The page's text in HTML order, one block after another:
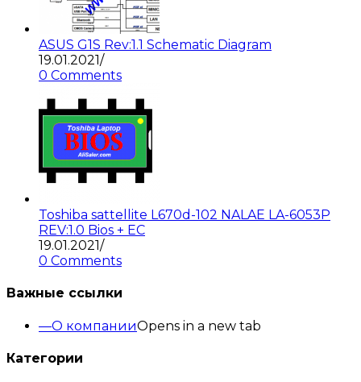
ASUS G1S Rev:1.1 Schematic Diagram
19.01.2021/
0 Comments
Toshiba sattellite L670d-102 NALAE LA-6053P
REV:1.0 Bios + EC
19.01.2021/
0 Comments
Важные ссылки
О компанииOpens in a new tab
Категории